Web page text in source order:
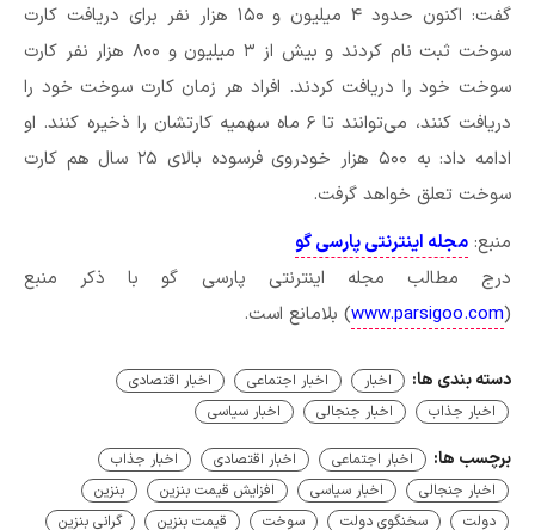
گفت: اکنون حدود ۴ میلیون و ۱۵۰ هزار نفر برای دریافت کارت
سوخت ثبت نام کردند و بیش از ۳ میلیون و ۸۰۰ هزار نفر کارت
سوخت خود را دریافت کردند. افراد هر زمان کارت سوخت خود را
دریافت کنند، می‌توانند تا ۶ ماه سهمیه کارتشان را ذخیره کنند. او
ادامه داد: به ۵۰۰ هزار خودروی فرسوده بالای ۲۵ سال هم کارت
سوخت تعلق خواهد گرفت.
منبع: مجله اینترنتی پارسی گو
درج مطالب مجله اینترنتی پارسی گو با ذکر منبع
(
www.parsigoo.com) بلامانع است.
دسته بندی ها: اخبار اخبار اجتماعی
اخبار اقتصادی
اخبار جذاب
اخبار جنجالی اخبار سیاسی
برچسب ها: اخبار اجتماعی اخبار اقتصادی
اخبار جذاب
اخبار جنجالی
اخبار سیاسی افزایش قیمت بنزین
بنزین
دولت
سخنگوی دولت سوخت قیمت بنزین گرانی بنزین